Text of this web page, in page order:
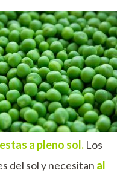
a pleno sol. Los
del sol y necesitan al